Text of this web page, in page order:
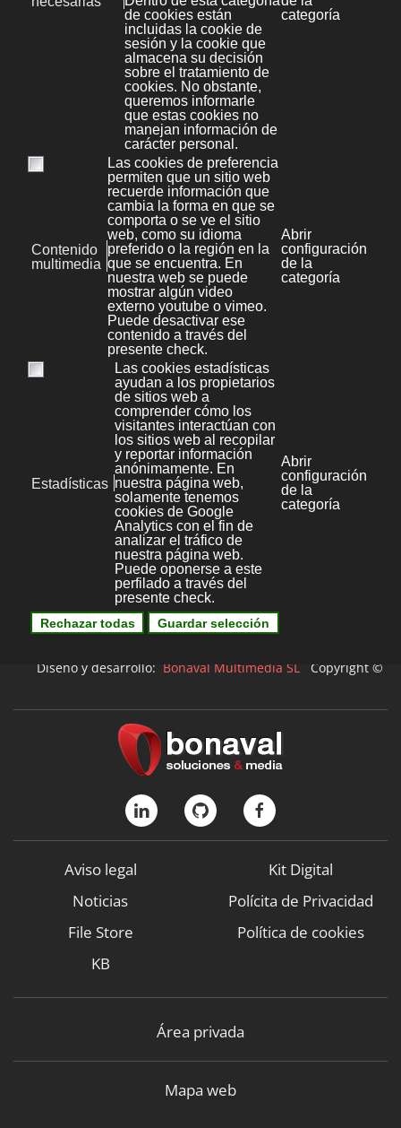
Presidencia de la Xunta con Telefónica, este último
como implantación de una solución en base a nuestro
proyecto de I+D.
Infórmate de tus posibilidades,contacta con
Bonaval Multimedia S.L.
Avenida Florida 9, 2º Ofic.4
Vigo 36.210
(Pontevedra, Galicia, España)
Diseño y desarrollo: Bonaval Multimedia SLCopyright ©
Aviso legal
Noticias
File Store
KB
Kit Digital
Polícita de Privacidad
Política de cookies
Área privada
Mapa web